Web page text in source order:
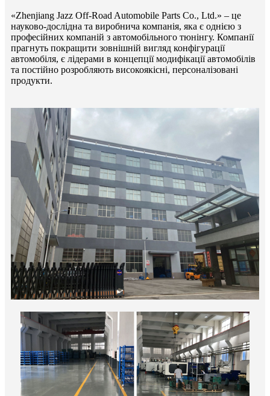
«Zhenjiang Jazz Off-Road Automobile Parts Co., Ltd.» – це
науково-дослідна та виробнича компанія, яка є однією з
професійних компаній з автомобільного тюнінгу. Компанії
прагнуть покращити зовнішній вигляд конфігурації
автомобіля, є лідерами в концепції модифікації автомобілів
та постійно розробляють високоякісні, персоналізовані
продукти.